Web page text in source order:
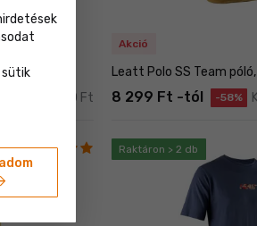
ár 12 490 Ft
Akció
Leatt Polo SS Team
8 299 Ft -tól -58%
Raktáron > 2 db
sütik